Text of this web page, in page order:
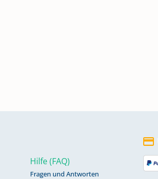
Hilfe (FAQ)
Fragen und Antworten